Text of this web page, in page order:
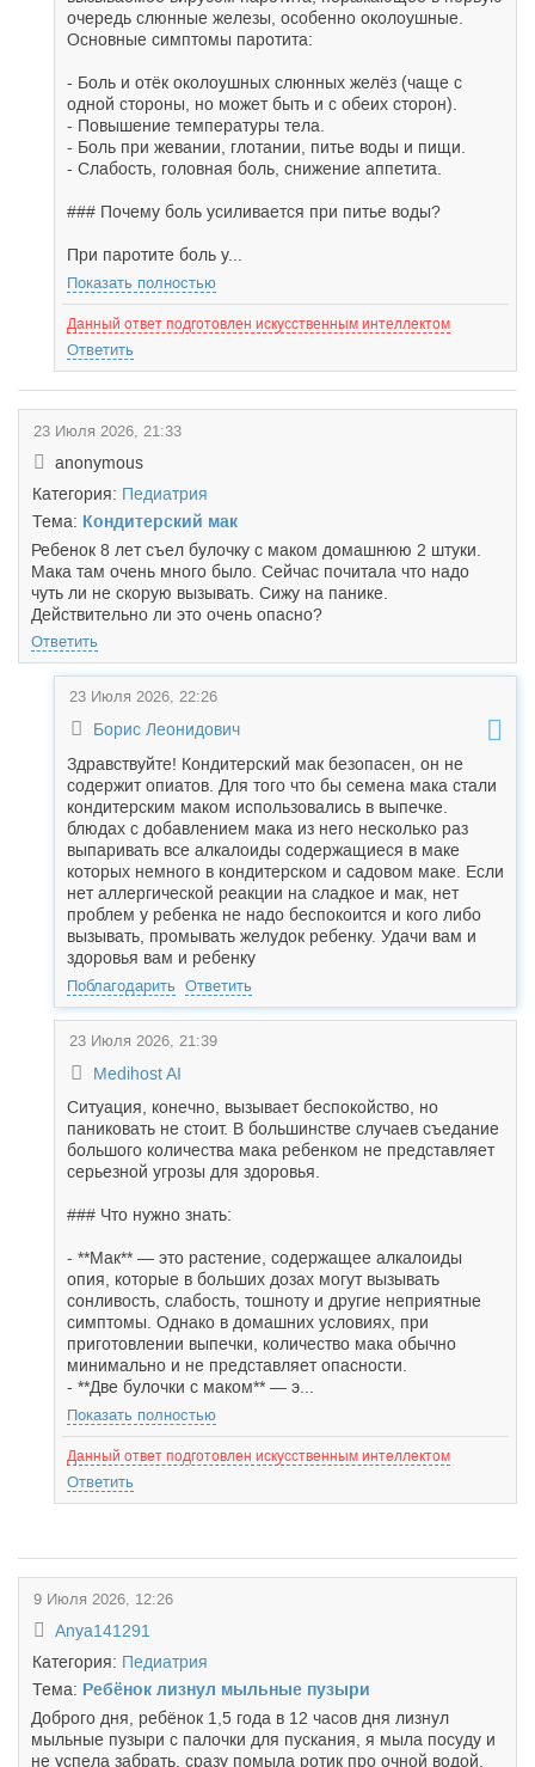
очередь слюнные железы, особенно околоушные.
Основные симптомы паротита:
- Боль и отёк околоушных слюнных желёз (чаще с
одной стороны, но может быть и с обеих сторон).
- Повышение температуры тела.
- Боль при жевании, глотании, питье воды и пищи.
- Слабость, головная боль, снижение аппетита.
### Почему боль усиливается при питье воды?
При паротите боль у...
Показать полностью
Данный ответ подготовлен искусственным интеллектом
Ответить
23 Июля 2026, 21:33
anonymous
Категория: Педиатрия
Тема: Кондитерский мак
Ребенок 8 лет съел булочку с маком домашнюю 2 штуки.
Мака там очень много было. Сейчас почитала что надо
чуть ли не скорую вызывать. Сижу на панике.
Действительно ли это очень опасно?
Ответить
23 Июля 2026, 22:26
Борис Леонидович
Здравствуйте! Кондитерский мак безопасен, он не
содержит опиатов. Для того что бы семена мака стали
кондитерским маком использовались в выпечке.
блюдах с добавлением мака из него несколько раз
выпаривать все алкалоиды содержащиеся в маке
которых немного в кондитерском и садовом маке. Если
нет аллергической реакции на сладкое и мак, нет
проблем у ребенка не надо беспокоится и кого либо
вызывать, промывать желудок ребенку. Удачи вам и
здоровья вам и ребенку
Поблагодарить Ответить
23 Июля 2026, 21:39
Medihost AI
Ситуация, конечно, вызывает беспокойство, но
паниковать не стоит. В большинстве случаев съедание
большого количества мака ребенком не представляет
серьезной угрозы для здоровья.
### Что нужно знать:
- **Мак** — это растение, содержащее алкалоиды
опия, которые в больших дозах могут вызывать
сонливость, слабость, тошноту и другие неприятные
симптомы. Однако в домашних условиях, при
приготовлении выпечки, количество мака обычно
минимально и не представляет опасности.
- **Две булочки с маком** — э...
Показать полностью
Данный ответ подготовлен искусственным интеллектом
Ответить
9 Июля 2026, 12:26
Anya141291
Категория: Педиатрия
Тема: Ребёнок лизнул мыльные пузыри
Доброго дня, ребёнок 1,5 года в 12 часов дня лизнул
мыльные пузыри с палочки для пускания, я мыла посуду и
не успела забрать, сразу помыла ротик про очной водой,